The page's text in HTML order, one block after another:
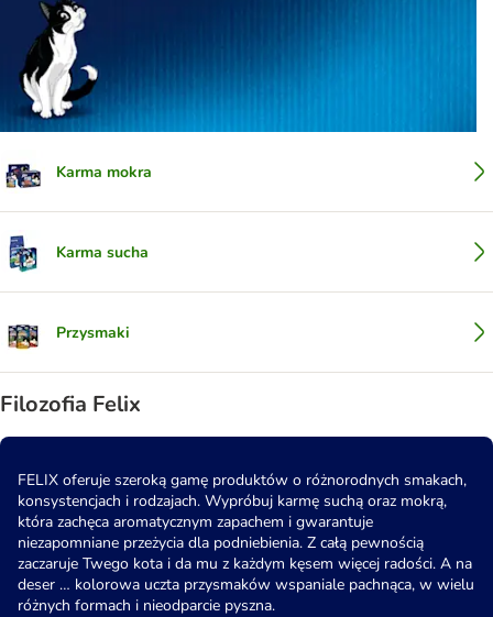
Karma mokra
Karma sucha
Przysmaki
Filozofia Felix
FELIX oferuje szeroką gamę produktów o różnorodnych smakach,
konsystencjach i rodzajach. Wypróbuj karmę suchą oraz mokrą,
która zachęca aromatycznym zapachem i gwarantuje
niezapomniane przeżycia dla podniebienia. Z całą pewnością
zaczaruje Twego kota i da mu z każdym kęsem więcej radości. A na
deser … kolorowa uczta przysmaków wspaniale pachnąca, w wielu
różnych formach i nieodparcie pyszna.